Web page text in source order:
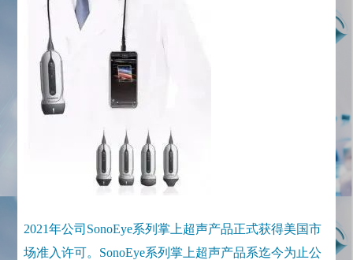
2021年公司SonoEye系列掌上超声产品正式获得美国市
场准入许可。SonoEye系列掌上超声产品系迄今为止公